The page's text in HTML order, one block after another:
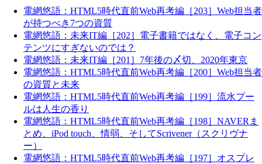
電網悠語：HTML5時代直前Web再考編［203］Web担当者
が持つべき7つの資質
電網悠語：未来IT編［202］電子書籍ではなく、電子コン
テンツにすぎないのでは？
電網悠語：未来IT編［201］7年後の〆切、2020年東京
電網悠語：HTML5時代直前Web再考編［200］Web担当者
の資質と未来
電網悠語：HTML5時代直前Web再考編［199］流水プー
ルは人生の香り
電網悠語：HTML5時代直前Web再考編［198］NAVERま
とめ、iPod touch、情弱、そしてScrivener（スクリヴナ
ー）
電網悠語：HTML5時代直前Web再考編［197］オスプレ